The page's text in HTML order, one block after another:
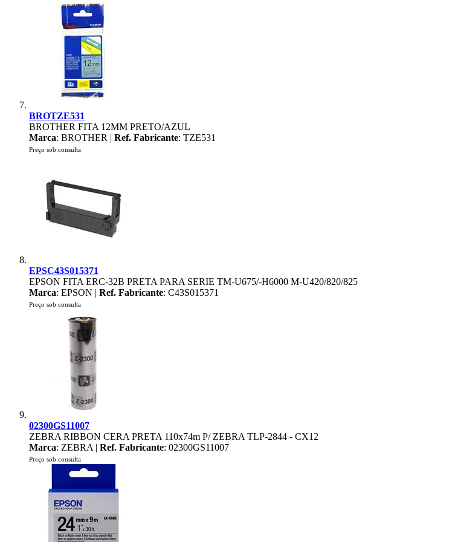
BROTZE531
BROTHER FITA 12MM PRETO/AZUL
Marca: BROTHER | Ref. Fabricante: TZE531
Preço sob consulta
EPSC43S015371
EPSON FITA ERC-32B PRETA PARA SERIE TM-U675/-H6000 M-U420/820/825
Marca: EPSON | Ref. Fabricante: C43S015371
Preço sob consulta
02300GS11007
ZEBRA RIBBON CERA PRETA 110x74m P/ ZEBRA TLP-2844 - CX12
Marca: ZEBRA | Ref. Fabricante: 02300GS11007
Preço sob consulta